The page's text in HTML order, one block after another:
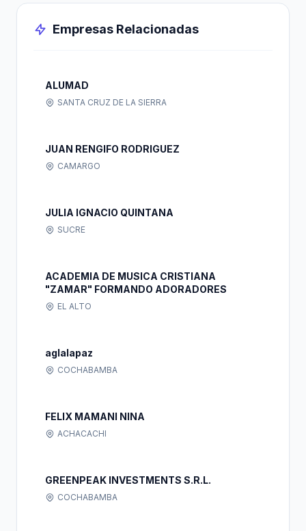
Empresas Relacionadas
ALUMAD
SANTA CRUZ DE LA SIERRA
JUAN RENGIFO RODRIGUEZ
CAMARGO
JULIA IGNACIO QUINTANA
SUCRE
ACADEMIA DE MUSICA CRISTIANA
"ZAMAR" FORMANDO ADORADORES
EL ALTO
aglalapaz
COCHABAMBA
FELIX MAMANI NINA
ACHACACHI
GREENPEAK INVESTMENTS S.R.L.
COCHABAMBA